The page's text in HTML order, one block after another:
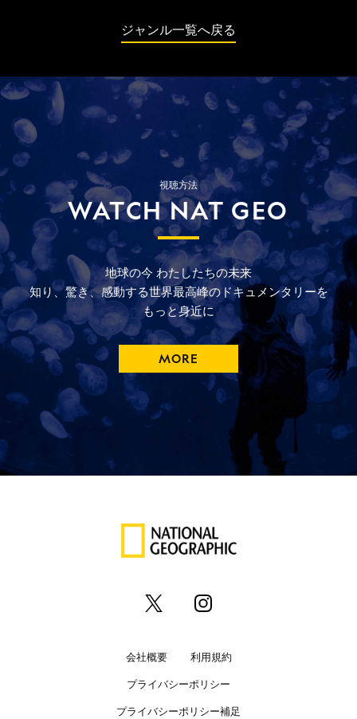
ジャンル一覧へ戻る
視聴方法
WATCH NAT GEO
地球の今 わたしたちの未来
知り、驚き、感動する世界最高峰のドキュメンタリーを
もっと身近に
MORE
会社概要 利用規約
プライバシーポリシー
プライバシーポリシー補足